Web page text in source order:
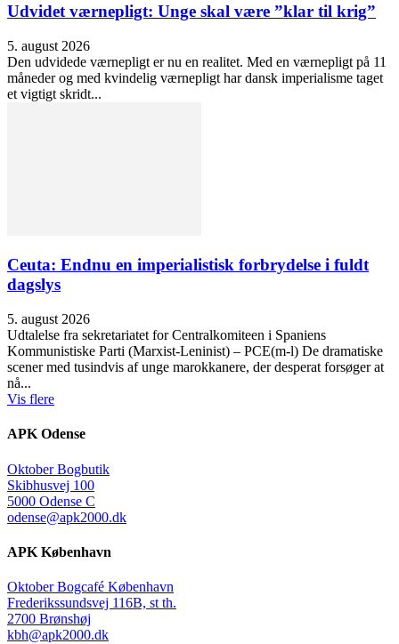
Udvidet værnepligt: Unge skal være ”klar til krig”
5. august 2026
Den udvidede værnepligt er nu en realitet. Med en værnepligt på 11
måneder og med kvindelig værnepligt har dansk imperialisme taget
et vigtigt skridt...
Ceuta: Endnu en imperialistisk forbrydelse i fuldt
dagslys
5. august 2026
Udtalelse fra sekretariatet for Centralkomiteen i Spaniens
Kommunistiske Parti (Marxist-Leninist) – PCE(m-l) De dramatiske
scener med tusindvis af unge marokkanere, der desperat forsøger at
nå...
Vis flere
APK Odense
Oktober Bogbutik
Skibhusvej 100
5000 Odense C
odense@apk2000.dk
APK København
Oktober Bogcafé København
Frederikssundsvej 116B, st th.
2700 Brønshøj
kbh@apk2000.dk